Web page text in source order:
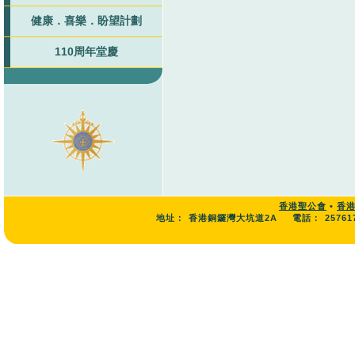
健康．喜樂．盼望計劃
110周年堂慶
香港聖公會 • 香
地址：
香港銅鑼灣大坑道2A 電話：